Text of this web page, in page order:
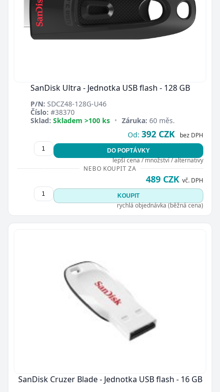
SanDisk Ultra - Jednotka USB flash - 128 GB
P/N: SDCZ48-128G-U46
Číslo: #38370
Sklad: Skladem >100 ks • Záruka: 60 měs.
Od: 392 CZK bez DPH
DO POPTÁVKY
lepší cena / množství / alternativy
NEBO KOUPIT ZA
489 CZK vč. DPH
KOUPIT
rychlá objednávka (běžná cena)
SanDisk Cruzer Blade - Jednotka USB flash - 16 GB